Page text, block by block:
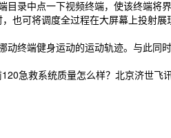
中点一下视频终端，使该终端将
也可将调度全过程在大屏幕上投射展
端健身运动的运动轨迹。与此同
急救系统质量怎么样？北京济世